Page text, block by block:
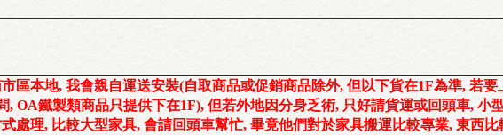
區本地, 我會親自運送安裝(自取商品或促銷商品除外, 但以下貨在1F為準, 若
, OA鐵製類商品只提供下在1F), 但若外地因分身乏術, 只好請貨運或回頭車, 小
處理, 比較大型家具, 會請回頭車幫忙, 畢竟他們對於家具搬運比較專業, 東西